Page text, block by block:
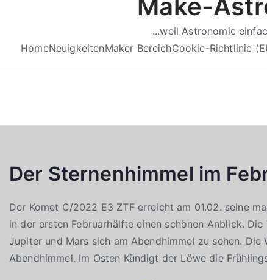
Make-
...weil Astronomie
HomeNeuigkeitenMaker BereichCookie-Richtlinie
Der Sternenhimmel im
Der Komet C/2022 E3 ZTF erreicht am 01.02. seine
in der ersten Februarhälfte einen schönen Anblick.
Jupiter und Mars sich am Abendhimmel zu sehen.
Abendhimmel. Im Osten Kündigt der Löwe die